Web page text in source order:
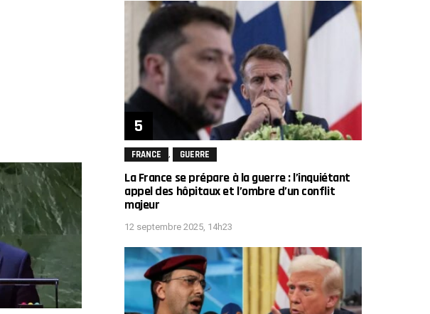
FRANCE , GUERRE
La France se prépare à la guerre : l’inquiétant
appel des hôpitaux et l’ombre d’un conflit
majeur
12 septembre 2025, 14h23